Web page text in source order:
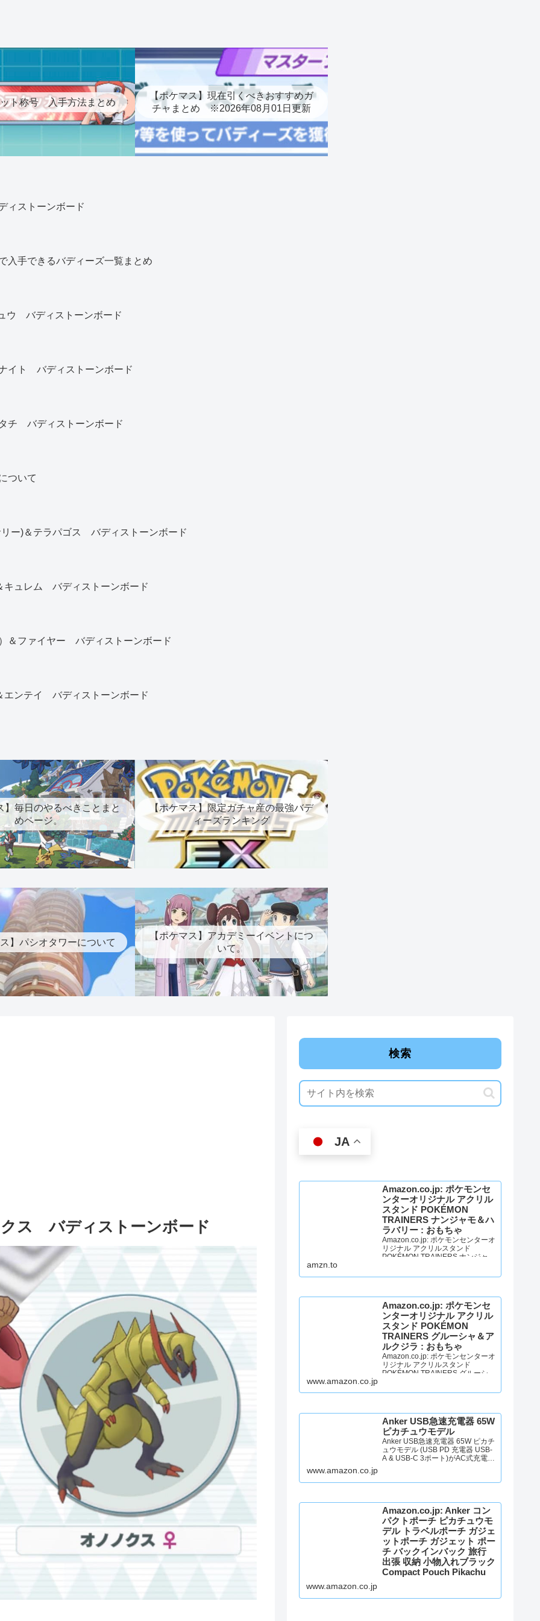
ト称号 入手方法まとめ
【ポケマス】現在引くべきおすすめガ
チャまとめ ※2026年08月01日更新
ィストーンボード
入手できるバディーズ一覧まとめ
ウ バディストーンボード
イト バディストーンボード
チ バディストーンボード
ついて
ー)＆テラパゴス バディストーンボード
キュレム バディストーンボード
＆ファイヤー バディストーンボード
エンテイ バディストーンボード
】毎日のやるべきことまと
めページ。
【ポケマス】限定ガチャ産の最強バデ
ィーズランキング
】パシオタワーについて
【ポケマス】アカデミーイベントにつ
いて。
ス バディストーンボード
検索
JA
Amazon.co.jp: ポケモンセ
ンターオリジナル アクリル
スタンド POKÉMON
TRAINERS ナンジャモ＆ハ
ラバリー : おもちゃ
Amazon.co.jp: ポケモンセンターオ
リジナル アクリルスタンド
POKÉMON TRAINERS ナンジャモ
amzn.to
Amazon.co.jp: ポケモンセ
ンターオリジナル アクリル
スタンド POKÉMON
TRAINERS グルーシャ＆ア
ルクジラ : おもちゃ
Amazon.co.jp: ポケモンセンターオ
リジナル アクリルスタンド
POKÉMON TRAINERS グルーシャ
www.amazon.co.jp
Anker USB急速充電器 65W
ピカチュウモデル
Anker USB急速充電器 65W ピカチ
ュウモデル (USB PD 充電器 USB-
A & USB-C 3ポート)がAC式充電器
可能です。アマゾン配送商品は、
www.amazon.co.jp
Amazon.co.jp: Anker コン
パクトポーチ ピカチュウモ
デル トラベルポーチ ガジェ
ットポーチ ガジェット ポー
チ バックインバック 旅行
出張 収納 小物入れブラック
Compact Pouch Pikachu
www.amazon.co.jp